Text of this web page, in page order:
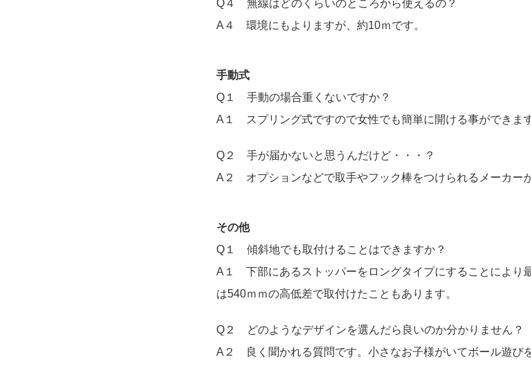
Q４ 無線はどのくらいのところから使えるの？
A４ 環境にもよりますが、約10ｍです。
手動式
Q１ 手動の場合重くないですか？
A１ スプリング式ですので女性でも簡単に開ける事ができます
Q２ 手が届かないと思うんだけど・・・？
A２ オプションなどで取手やフック棒をつけられるメーカー
その他
Q１ 傾斜地でも取付けることはできますか？
A１ 下部にあるストッパーをロングタイプにすることにより
は540ｍｍの高低差で取付けたこともあります。
Q２ どのようなデザインを選んだら良いのか分かりません？
A２ 良く聞かれる質問です。小さなお子様がいてボール遊び